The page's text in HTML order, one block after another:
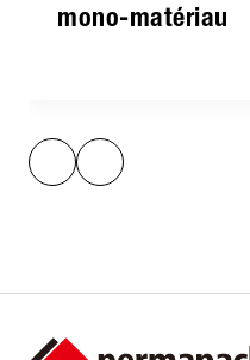
mono-matériau